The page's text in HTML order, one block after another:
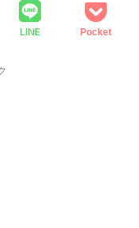
LINE Pocket